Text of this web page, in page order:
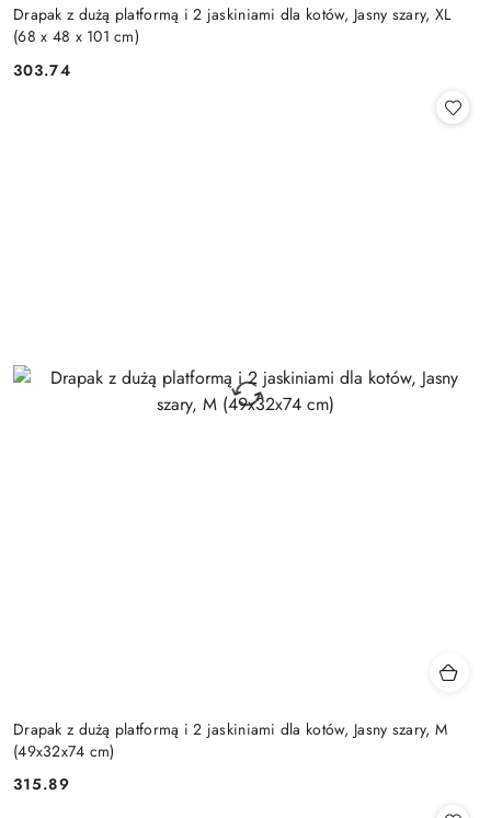
Drapak z dużą platformą i 2 jaskiniami dla kotów, Jasny szary, XL
(68 x 48 x 101 cm)
Cena:
303.74
Drapak z dużą platformą i 2 jaskiniami dla kotów, Jasny szary, M
(49x32x74 cm)
Cena:
315.89